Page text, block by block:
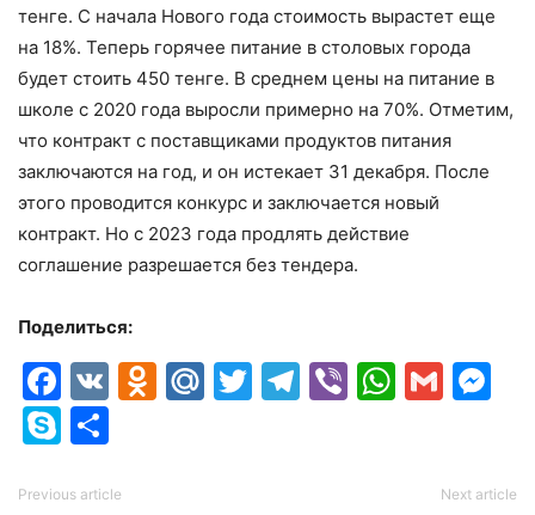
тенге. С начала Нового года стоимость вырастет еще
на 18%. Теперь горячее питание в столовых города
будет стоить 450 тенге. В среднем цены на питание в
школе с 2020 года выросли примерно на 70%. Отметим,
что контракт с поставщиками продуктов питания
заключаются на год, и он истекает 31 декабря. После
этого проводится конкурс и заключается новый
контракт. Но с 2023 года продлять действие
соглашение разрешается без тендера.
Поделиться:
Facebook
VK Odnoklassniki
Mail.Ru
Twitter
Telegram
Viber
Skype
Previous article Next article